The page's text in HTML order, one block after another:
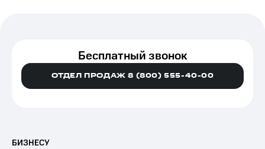
Бесплатный звонок
ОТДЕЛ ПРОДАЖ 8 (800) 555-40-00
БИЗНЕСУ